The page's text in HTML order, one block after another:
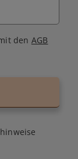
den AGB